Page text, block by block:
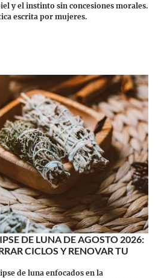
y el instinto sin concesiones morales.
escrita por mujeres.
DE LUNA DE AGOSTO 2026:
CICLOS Y RENOVAR TU
de luna enfocados en la